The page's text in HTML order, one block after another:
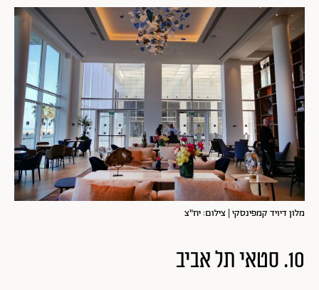
מלון דיויד קמפינסקי | צילום: יח"צ
10. סטאי תל אביב